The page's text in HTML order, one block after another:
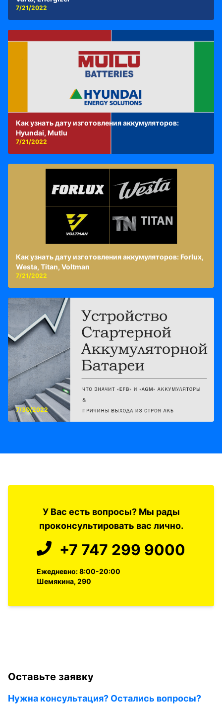
7/21/2022
Как узнать дату изготовления аккумуляторов:
Hyundai, Mutlu
7/21/2022
Как узнать дату изготовления аккумуляторов: Forlux,
Westa, Titan, Voltman
7/21/2022
7/30/2022
У Вас есть вопросы? Мы рады
проконсультировать вас лично.
+7 747 299 9000
Ежедневно: 8:00-20:00
Шемякина, 290
Оставьте заявку
Нужна консультация? Остались вопросы?